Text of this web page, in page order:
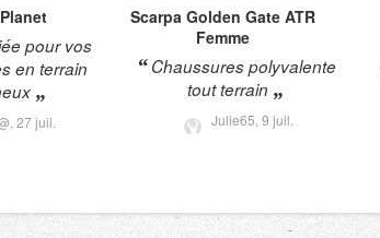
pour vos
en terrain
27 juil.
Scarpa Golden Gate ATR
Femme
Chaussures polyvalente
tout terrain
Julie65,9 juil.